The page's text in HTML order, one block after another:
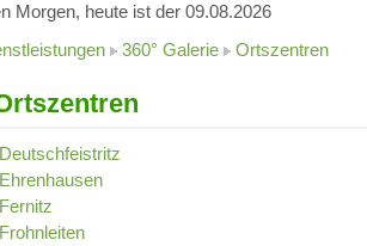
Morgen, heute ist der 09.08.2026
360° Galerie Ortszentren
Deutschfeistritz
Ehrenhausen
Fernitz
Frohnleiten